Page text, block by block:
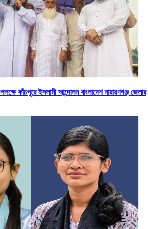
কাঁচপুরে ইসলামী আন্দোলন বাংলাদেশ নারায়ণগঞ্জ জেলার